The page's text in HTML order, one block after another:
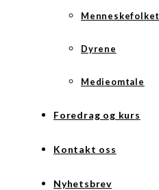
Menneskefolket
Dyrene
Medieomtale
Foredrag og kurs
Kontakt oss
Nyhetsbrev